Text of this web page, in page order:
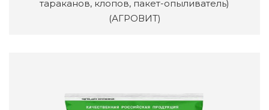
тараканов, клопов, пакет-опыливатель)
(АГРОВИТ)